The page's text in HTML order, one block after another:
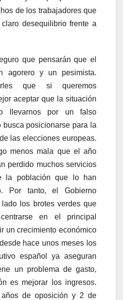
de los trabajadores que
desequilibrio frente a
que pensarán que el
agorero y un pesimista.
que si queremos
aceptar que la situación
por un falso
busca posicionarse para la
las elecciones europeas.
menos mala que el año
perdido muchos servicios
la población que lo han
Por tanto, el Gobierno
los brotes verdes que
en el principal
un crecimiento económico
hace unos meses los
español ya aseguran
un problema de gasto,
es mejorar los ingresos.
de oposición y 2 de